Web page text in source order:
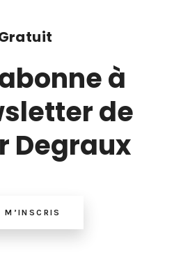
à
de
Degraux
M’INSCRIS